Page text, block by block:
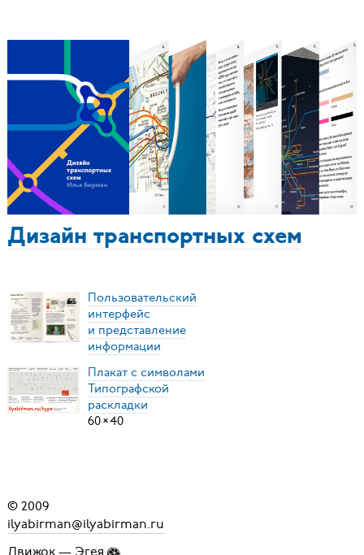
Дизайн транспортных схем
Пользовательский
интерфейс
и представление
информации
Плакат с символами
Типографской
раскладки
60×40
© 2009
ilyabirman@ilyabirman.ru